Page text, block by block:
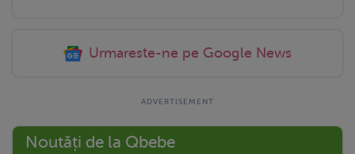
Urmareste-ne pe Google News
Noutăți de la Qbebe